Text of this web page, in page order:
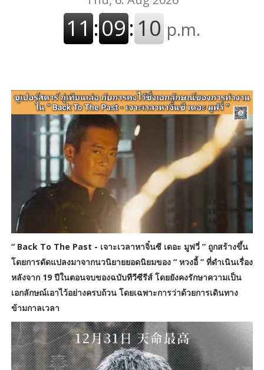
“ Back To The Past - เจาะเวลาหาจิ๋นซี เดอะ มูฟวี่ ” ถูกสร้างขึ้น
โดยการดัดแปลงมาจากนวนิยายยอดนิยมของ “ หวงอี้ ” ที่ดำเนินเรื่อง
หลังจาก 19 ปีในตอนจบของฉบับทีวีซีรีส์ โดยยังคงรักษาความเป็น
เอกลักษณ์เอาไว้อย่างครบถ้วน โดยเฉพาะการว่าด้วยการเดินทาง
ข้ามกาลเวลา